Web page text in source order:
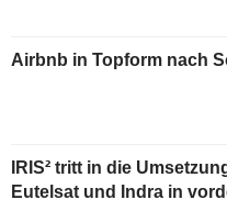
Airbnb in Topform nach
IRIS² tritt in die
Eutelsat und Indra in